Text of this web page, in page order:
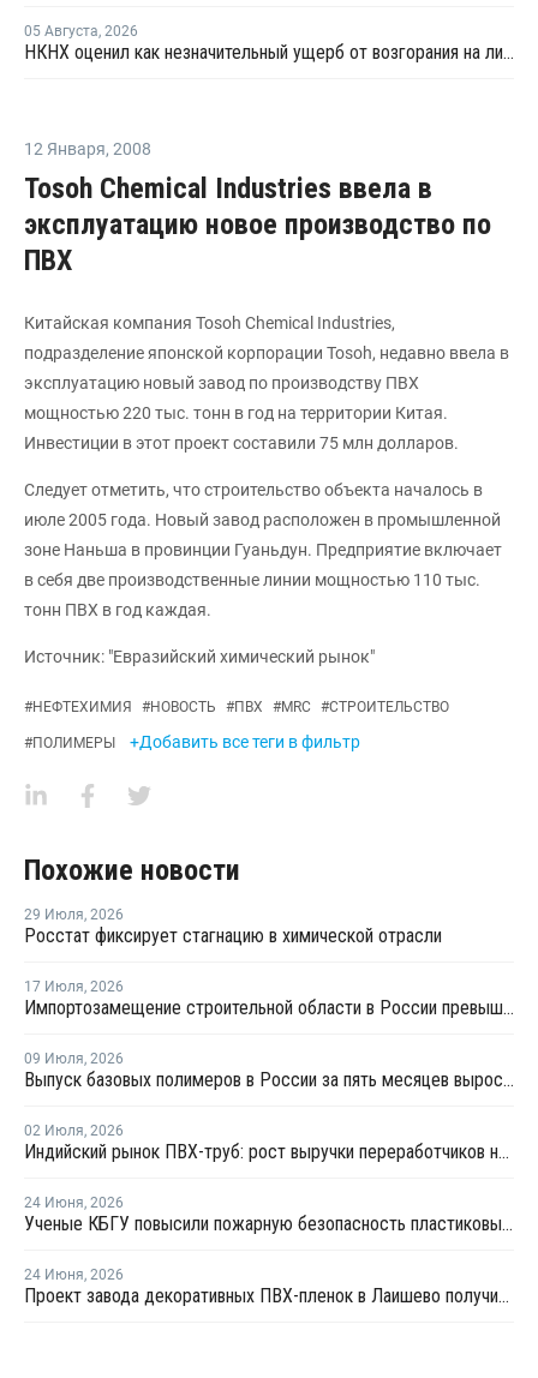
05 Августа, 2026
НКНХ оценил как незначительный ущерб от возгорания на линии полистирола
12 Января, 2008
Tosoh Chemical Industries ввела в
эксплуатацию новое производство по
ПВХ
Китайская компания Tosoh Chemical Industries,
подразделение японской корпорации Tosoh, недавно ввела в
эксплуатацию новый завод по производству ПВХ
мощностью 220 тыс. тонн в год на территории Китая.
Инвестиции в этот проект составили 75 млн долларов.
Следует отметить, что строительство объекта началось в
июле 2005 года. Новый завод расположен в промышленной
зоне Наньша в провинции Гуаньдун. Предприятие включает
в себя две производственные линии мощностью 110 тыс.
тонн ПВХ в год каждая.
Источник: "Евразийский химический рынок"
#НЕФТЕХИМИЯ #НОВОСТЬ #ПВХ #MRC #СТРОИТЕЛЬСТВО
#ПОЛИМЕРЫ +Добавить все теги в фильтр
Похожие новости
29 Июля, 2026
Росстат фиксирует стагнацию в химической отрасли
17 Июля, 2026
Импортозамещение строительной области в России превышает 98%
09 Июля, 2026
Выпуск базовых полимеров в России за пять месяцев вырос на 3,8%
02 Июля, 2026
Индийский рынок ПВХ-труб: рост выручки переработчиков на фоне высоких цен на смолу
24 Июня, 2026
Ученые КБГУ повысили пожарную безопасность пластиковых стройматериалов
24 Июня, 2026
Проект завода декоративных ПВХ-пленок в Лаишево получил заключение госэкспертизы